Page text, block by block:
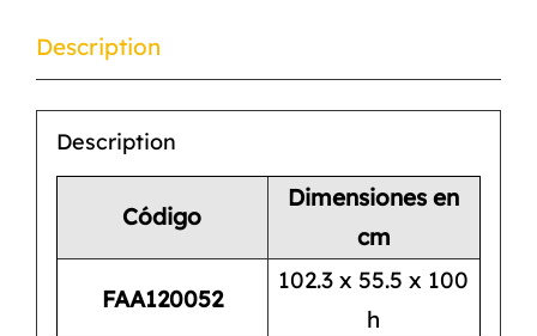
Description
Description
Código
Dimensiones en
cm
FAA120052
102.3 x 55.5 x 100
h